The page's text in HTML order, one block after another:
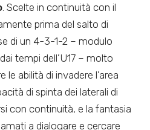
. Scelte in continuità con il
prima del salto di
di un 4-3-1-2 – modulo
tempi dell’U17 – molto
le abilità di invadere l’area
di spinta dei laterali di
con continuità, e la fantasia
a dialogare e cercare